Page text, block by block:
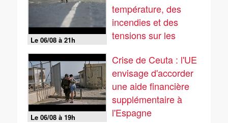
Le 06/08 à 21h
température, des
incendies et des
tensions sur les
Le 06/08 à 19h
Crise de Ceuta : l'UE
envisage d'accorder
une aide financière
supplémentaire à
l'Espagne